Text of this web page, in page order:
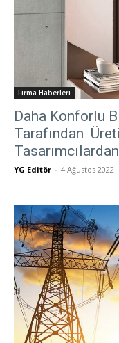
Firma Haberleri
Daha Konforlu
Tarafından
YG Editör - 4 Ağustos 2022